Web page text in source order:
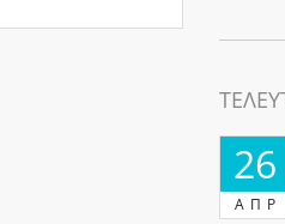
26
ΑΠΡ